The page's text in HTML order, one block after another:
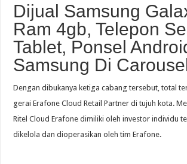
Dijual Samsung
Ram 4gb, Telepon
Tablet, Ponsel
Samsung Di
Dengan dibukanya ketiga cabang tersebut, total
gerai Erafone Cloud Retail Partner di tujuh kota.
Ritel Cloud Erafone dimiliki oleh investor individu
dikelola dan dioperasikan oleh tim Erafone.